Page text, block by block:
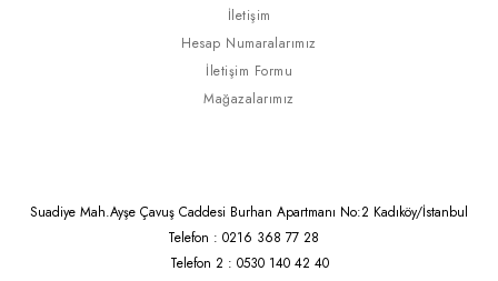
İletişim
Hesap Numaralarımız
İletişim Formu
Mağazalarımız
Suadiye Mah.Ayşe Çavuş Caddesi Burhan Apartmanı No:2 Kadıköy/İstanbul
Telefon : 0216 368 77 28
Telefon 2 : 0530 140 42 40